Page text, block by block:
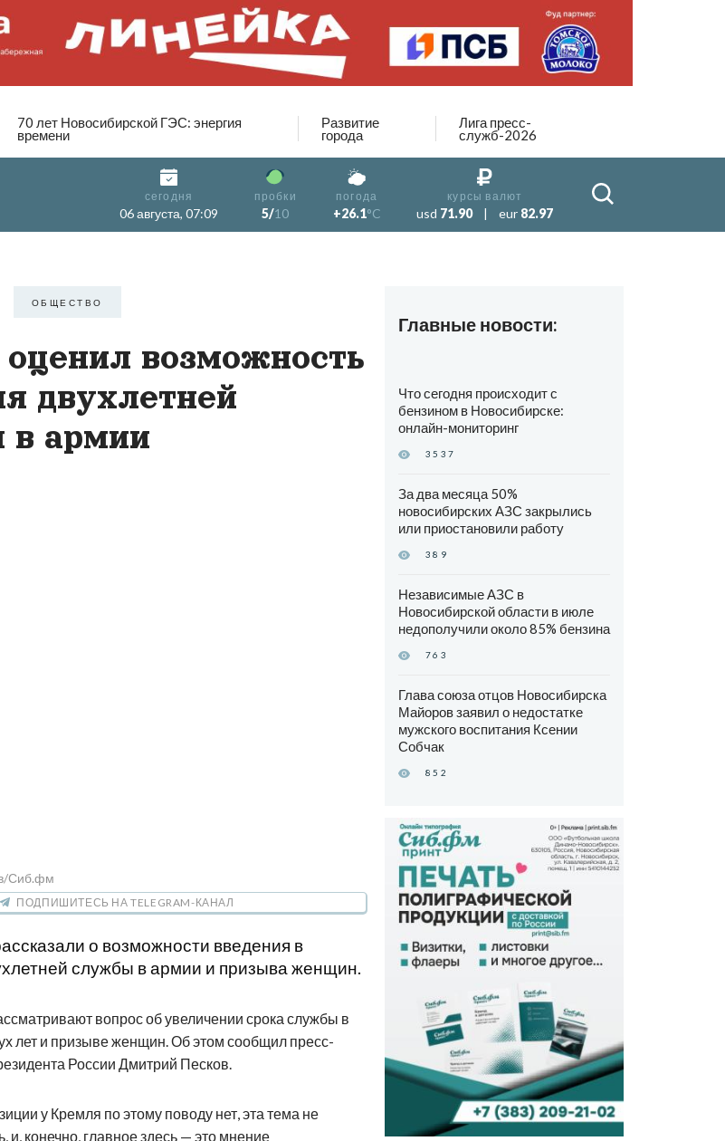
70 лет Новосибирской ГЭС: энергия
времени
Развитие
города
Лига пресс-
служб-2026
сегодня
06 августа, 07:09
пробки
5/10
погода
+26.1°C
курсы валют
usd 71.90 | eur 82.97
ОБЩЕСТВО
возможность
двухлетней
армии
Сиб.фм
ПОДПИШИТЕСЬ НА TELEGRAM-КАНАЛ
о возможности введения в
службы в армии и призыва женщин.
вопрос об увеличении срока службы в
лет и призыве женщин. Об этом сообщил пресс-
России Дмитрий Песков.
у Кремля по этому поводу нет, эта тема не
и, конечно, главное здесь — это мнение
Главные новости:
Что сегодня происходит с
бензином в Новосибирске:
онлайн-мониторинг
3537
За два месяца 50%
новосибирских АЗС закрылись
или приостановили работу
389
Независимые АЗС в
Новосибирской области в июле
недополучили около 85% бензина
763
Глава союза отцов Новосибирска
Майоров заявил о недостатке
мужского воспитания Ксении
Собчак
852